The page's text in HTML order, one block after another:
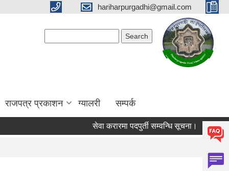
hariharpurgadhi@gmail.com
राजपत्र प्रकाशन ग्यालरी सम्पर्क
सेवा करारमा पदपुर्ती सम्वन्धि सूचना।